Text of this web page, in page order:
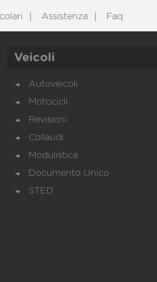
Assistenza Faq
Veicoli
Autoveicoli
Motocicli
Revisioni
Collaudi
Modulistica
Documento Unico
STED